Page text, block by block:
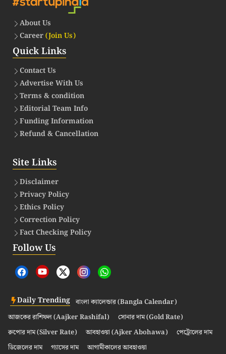
About Us
Career(Join Us)
Quick Links
Contact Us
Advertise With Us
Terms & condition
Editorial Team Info
Funding Information
Refund & Cancellation
Site Links
Disclaimer
Privacy Policy
Ethics Policy
Correction Policy
Fact Checking Policy
Follow Us
Daily Trending বাংলা ক্যালেন্ডার (Bangla Calendar)
আজকের রাশিফল (Aajker Rashifal)
সোনার দাম (Gold Rate)
রুপোর দাম (Silver Rate)
আবহাওয়া (Ajker Abohawa)
পেট্রোলের দাম
ডিজেলের দাম
গ্যাসের দাম আগামীকালের আবহাওয়া